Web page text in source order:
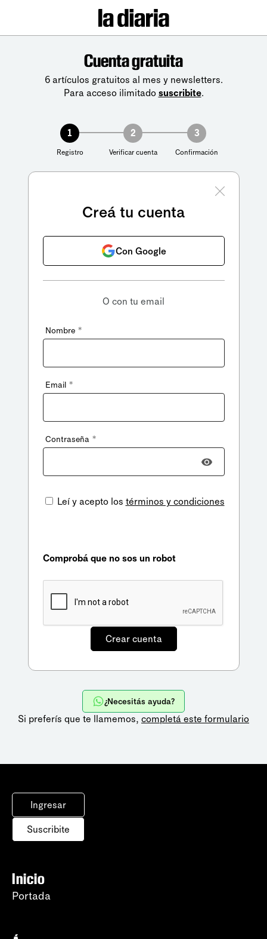
Cuenta gratuita
6 artículos gratuitos al mes y newsletters.
Para acceso ilimitado suscribite.
1
Registro
2
Verificar cuenta
3
Confirmación
Creá tu cuenta
Con Google
O con tu email
Nombre *
Email *
Contraseña *
Leí y acepto los términos y condiciones
Comprobá que no sos un robot
¿Necesitás ayuda?
Si preferís que te llamemos, completá este formulario
Ingresar
Suscribite
Inicio
Portada